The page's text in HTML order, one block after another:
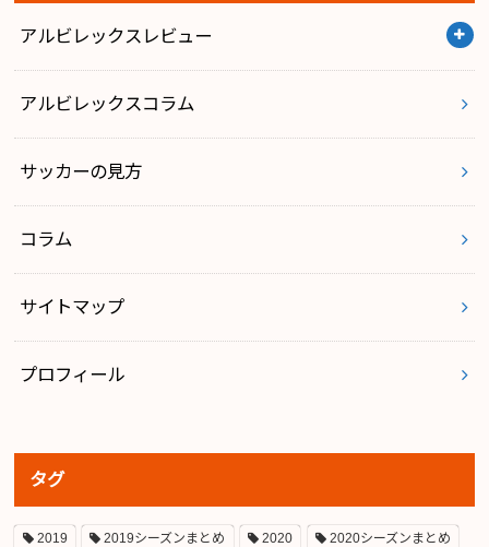
アルビレックスレビュー
アルビレックスコラム
サッカーの見方
コラム
サイトマップ
プロフィール
タグ
2019 2019シーズンまとめ 2020 2020シーズンまとめ